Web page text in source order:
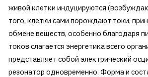
живой клетки индуцируются
того, клетки сами порождают токи,
обмене веществ, особенно благодаря
токов слагается энергетика всего
представляет собой электрический
резонатор одновременно. Форма и